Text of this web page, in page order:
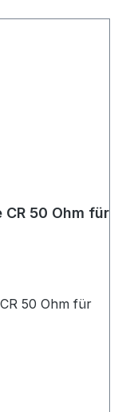
50 Ohm für
50 Ohm für